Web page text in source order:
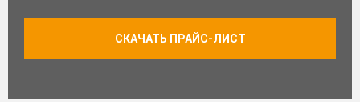
СКАЧАТЬ ПРАЙС-ЛИСТ